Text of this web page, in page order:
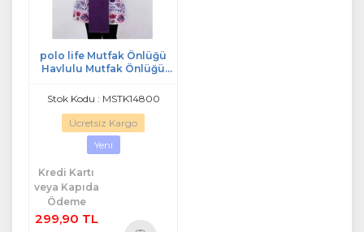
polo life Mutfak Önlüğü
Havlulu Mutfak Önlüğü
Stok Kodu : MSTK14800
Ücretsiz Kargo
Yeni
Kredi Kartı
veya Kapıda
Ödeme
299,90 TL